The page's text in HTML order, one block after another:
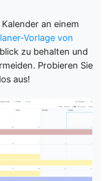
an einem
Vorlage von
zu behalten und
Probieren Sie
aus!